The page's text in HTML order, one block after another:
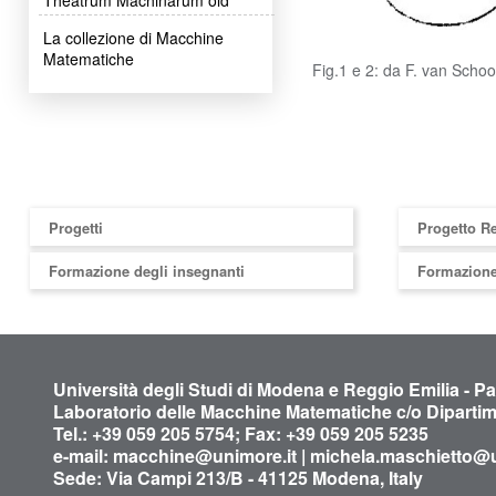
La collezione di Macchine
Matematiche
Fig.1 e 2: da F. van
Progetti
Formazione degli insegnanti
Progetto
Università degli Studi di Modena e Reggio Emilia -
Laboratorio delle Macchine Matematiche c/o
Tel.: +39 059 205 5754; Fax: +39 059 205 5235
e-mail: macchine@unimore.it |
Sede: Via Campi 213/B - 41125 Modena, Italy